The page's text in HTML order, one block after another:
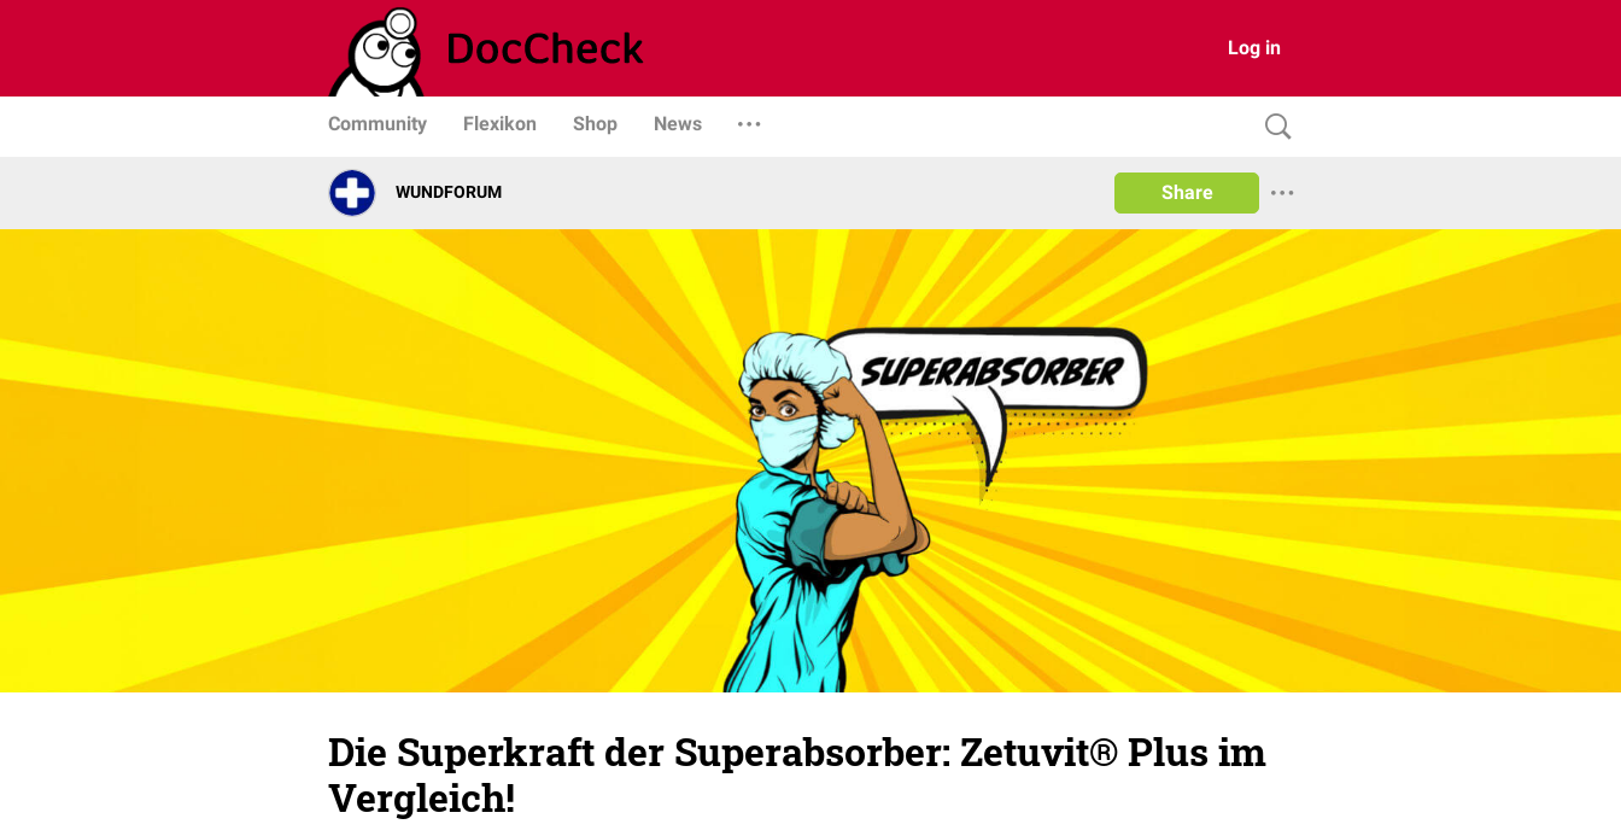
Log in
Community Flexikon Shop News
WUNDFORUM Share
Die Superkraft der Superabsorber: Zetuvit® Plus im
Vergleich!